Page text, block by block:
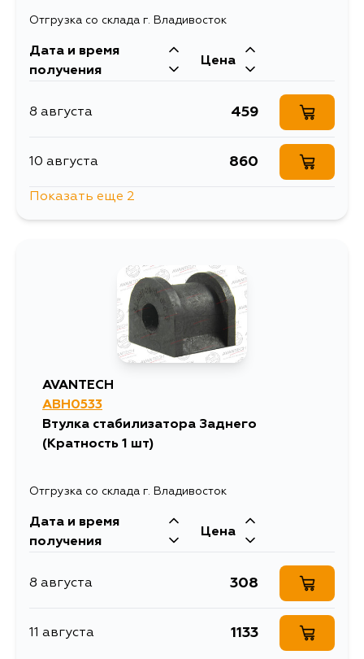
Отгрузка со склада г. Владивосток
Дата и время
получения
Цена
8 августа 459
10 августа 860
Показать еще 2
AVANTECH
ABH0533
Втулка стабилизатора Заднего
(Кратность 1 шт)
Отгрузка со склада г. Владивосток
Дата и время
получения
Цена
8 августа 308
11 августа 1133